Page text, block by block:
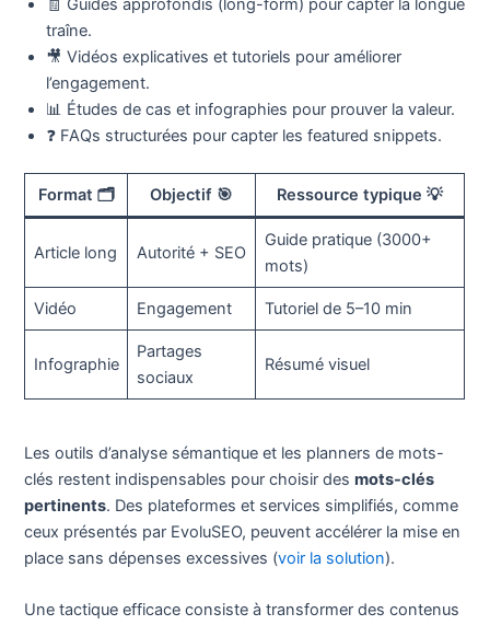
🧾 Guides approfondis (long-form) pour capter la longue
traîne.
🎥 Vidéos explicatives et tutoriels pour améliorer
l’engagement.
📊 Études de cas et infographies pour prouver la valeur.
❓ FAQs structurées pour capter les featured snippets.
Format 🗂️ Objectif 🎯 Ressource typique 💡
Article long Autorité + SEO
Guide pratique (3000+
mots)
Vidéo Engagement Tutoriel de 5–10 min
Infographie
Partages
sociaux
Résumé visuel
Les outils d’analyse sémantique et les planners de mots-
clés restent indispensables pour choisir desmots-clés
pertinents. Des plateformes et services simplifiés, comme
ceux présentés par EvoluSEO, peuvent accélérer la mise en
place sans dépenses excessives (voir la solution).
Une tactique efficace consiste à transformer des contenus